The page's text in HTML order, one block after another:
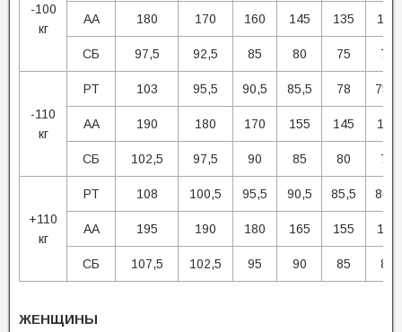
-100
кг
АА 180 170 160 145 135 125
СБ 97,5 92,5 85 80 75 70
-110
кг
РТ 103 95,5 90,5 85,5 78 75,5
АА 190 180 170 155 145 135
СБ 102,5 97,5 90 85 80 75
+110
кг
РТ 108 100,5 95,5 90,5 85,5 80,5
АА 195 190 180 165 155 145
СБ 107,5 102,5 95 90 85 80
ЖЕНЩИНЫ